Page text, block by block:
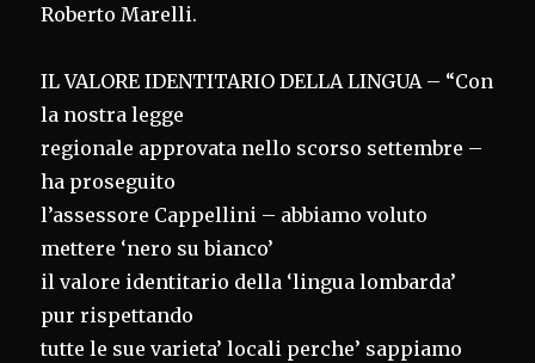
Roberto Marelli.
IL VALORE IDENTITARIO DELLA LINGUA – “Con
la nostra legge
regionale approvata nello scorso settembre –
ha proseguito
l’assessore Cappellini – abbiamo voluto
mettere ‘nero su bianco’
il valore identitario della ‘lingua lombarda’
pur rispettando
tutte le sue varieta’ locali perche’ sappiamo